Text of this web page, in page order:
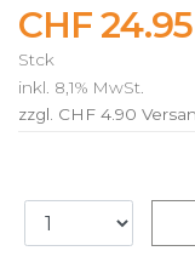
CHF 24.95
Stck
inkl. 8,1% MwSt.
zzgl. CHF 4.90